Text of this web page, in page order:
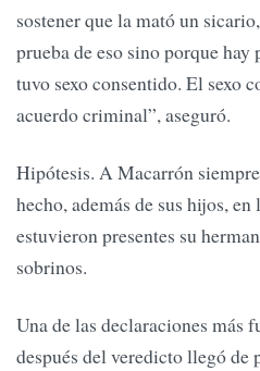
sostener que la mató un
prueba de eso sino porque
tuvo sexo consentido. El sexo
acuerdo criminal”, aseguró.
Hipótesis. A Macarrón
hecho, además de sus hijos,
estuvieron presentes su
sobrinos.
Una de las declaraciones más
después del veredicto llegó de